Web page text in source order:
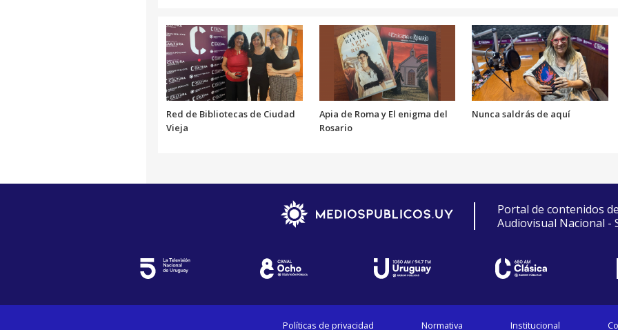
Red de Bibliotecas de Ciudad
Vieja
Apia de Roma y El enigma del
Rosario
Nunca saldrás de aquí
Portal de contenidos
Audiovisual Nacional -
Políticas de privacidad Normativa Institucional